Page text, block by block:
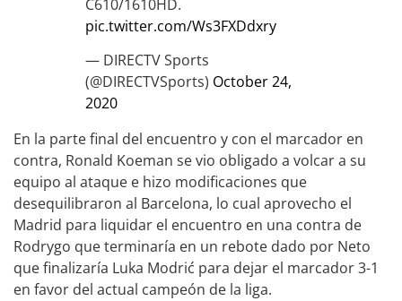
C610/1610HD.
pic.twitter.com/Ws3FXDdxry
— DIRECTV Sports
(@DIRECTVSports) October 24,
2020
En la parte final del encuentro y con el marcador en
contra, Ronald Koeman se vio obligado a volcar a su
equipo al ataque e hizo modificaciones que
desequilibraron al Barcelona, lo cual aprovecho el
Madrid para liquidar el encuentro en una contra de
Rodrygo que terminaría en un rebote dado por Neto
que finalizaría Luka Modrić para dejar el marcador 3-1
en favor del actual campeón de la liga.